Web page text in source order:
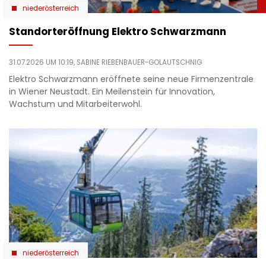
niederösterreich
Standorteröffnung Elektro Schwarzmann
31.07.2026 UM 10:19, SABINE RIEBENBAUER-GOLAUTSCHNIG
Elektro Schwarzmann eröffnete seine neue Firmenzentrale
in Wiener Neustadt. Ein Meilenstein für Innovation,
Wachstum und Mitarbeiterwohl.
niederösterreich